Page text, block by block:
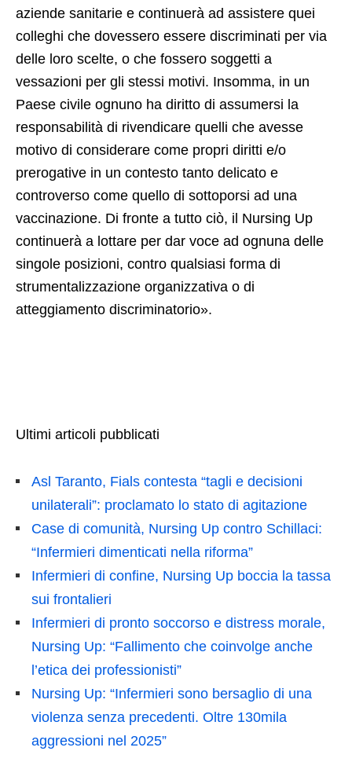
aziende sanitarie e continuerà ad assistere quei
colleghi che dovessero essere discriminati per via
delle loro scelte, o che fossero soggetti a
vessazioni per gli stessi motivi. Insomma, in un
Paese civile ognuno ha diritto di assumersi la
responsabilità di rivendicare quelli che avesse
motivo di considerare come propri diritti e/o
prerogative in un contesto tanto delicato e
controverso come quello di sottoporsi ad una
vaccinazione. Di fronte a tutto ciò, il Nursing Up
continuerà a lottare per dar voce ad ognuna delle
singole posizioni, contro qualsiasi forma di
strumentalizzazione organizzativa o di
atteggiamento discriminatorio».
Ultimi articoli pubblicati
Asl Taranto, Fials contesta “tagli e decisioni
unilaterali”: proclamato lo stato di agitazione
Case di comunità, Nursing Up contro Schillaci:
“Infermieri dimenticati nella riforma”
Infermieri di confine, Nursing Up boccia la tassa
sui frontalieri
Infermieri di pronto soccorso e distress morale,
Nursing Up: “Fallimento che coinvolge anche
l’etica dei professionisti”
Nursing Up: “Infermieri sono bersaglio di una
violenza senza precedenti. Oltre 130mila
aggressioni nel 2025”